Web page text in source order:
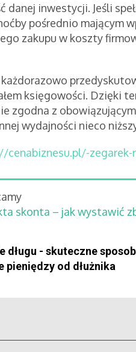
danej inwestycji. Jeśli
pośrednio mającym
zakupu w koszty
księgowości. Dzięki
zgodna z
wydajności nieco
cenabiznesu.pl/-
skonta – jak wystawić
długu - skuteczne
pieniędzy od dłużnika